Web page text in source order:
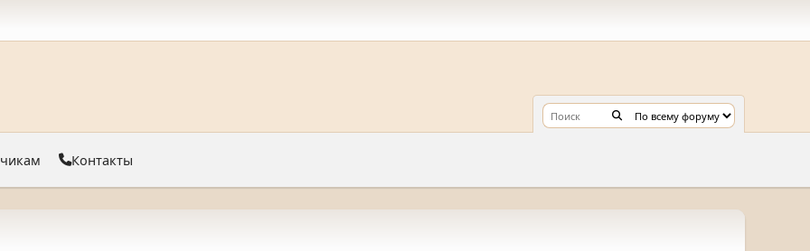
Контакты